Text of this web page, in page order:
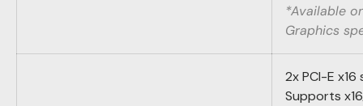
*Available
Graphics
2x PCI-E x16
Supports